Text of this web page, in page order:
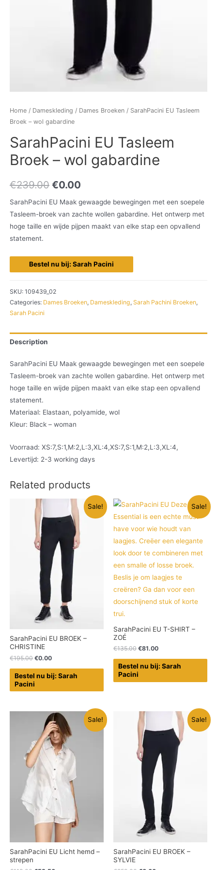
Home / Dameskleding / Dames Broeken / SarahPacini EU Tasleem
Broek – wol gabardine
SarahPacini EU Tasleem
Broek – wol gabardine
€239.00 €0.00
SarahPacini EU Maak gewaagde bewegingen met een soepele
Tasleem-broek van zachte wollen gabardine. Het ontwerp met
hoge taille en wijde pijpen maakt van elke stap een opvallend
statement.
Bestel nu bij: Sarah Pacini
SKU: 109439_02
Categories: Dames Broeken, Dameskleding, Sarah Pachini Broeken,
Sarah Pacini
Description
SarahPacini EU Maak gewaagde bewegingen met een soepele
Tasleem-broek van zachte wollen gabardine. Het ontwerp met
hoge taille en wijde pijpen maakt van elke stap een opvallend
statement.
Materiaal: Elastaan, polyamide, wol
Kleur: Black – woman
Voorraad: XS:7,S:1,M:2,L:3,XL:4,XS:7,S:1,M:2,L:3,XL:4,
Levertijd: 2-3 working days
Related products
Sale!
SarahPacini EU BROEK –
CHRISTINE
€195.00 €0.00
Bestel nu bij: Sarah
Pacini
Sale!
SarahPacini EU T-SHIRT –
ZOÉ
€135.00 €81.00
Bestel nu bij: Sarah
Pacini
Sale!
SarahPacini EU Licht hemd –
strepen
Sale!
SarahPacini EU BROEK –
SYLVIE